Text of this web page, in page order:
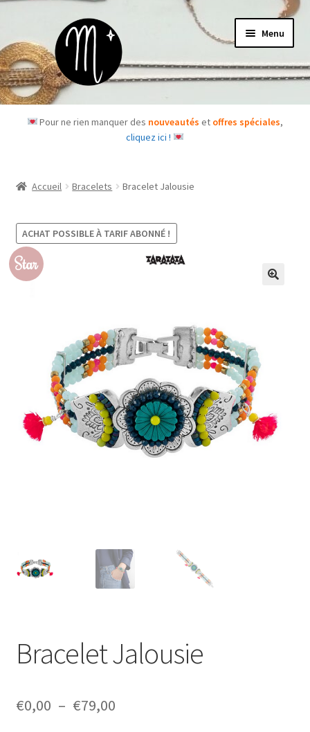
à
la
navigation
au
contenu
Menu
Accueil
Les box
Mon compte
Ma Wishlist
Pour ne rien manquer des nouveautéset offres spéciales,
cliquez ici !
Accueil Bracelets Bracelet Jalousie
ACHAT POSSIBLE À TARIF ABONNÉ !
Star
Bracelet Jalousie
€0,00 – €79,00Plage